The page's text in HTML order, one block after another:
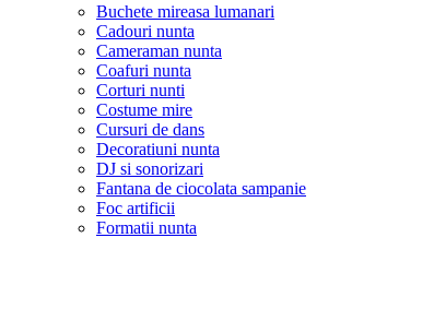
Buchete mireasa lumanari
Cadouri nunta
Cameraman nunta
Coafuri nunta
Corturi nunti
Costume mire
Cursuri de dans
Decoratiuni nunta
DJ si sonorizari
Fantana de ciocolata sampanie
Foc artificii
Formatii nunta